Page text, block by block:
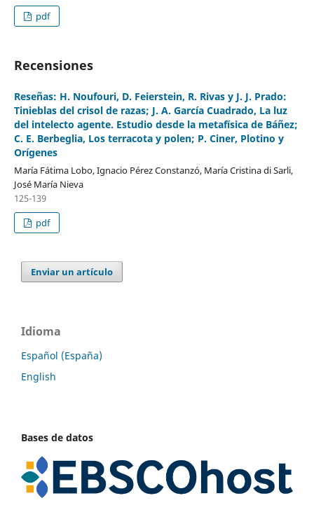
pdf
Recensiones
Reseñas: H. Noufouri, D. Feierstein, R. Rivas y J. J. Prado:
Tinieblas del crisol de razas; J. A. García Cuadrado, La luz
del intelecto agente. Estudio desde la metafísica de Báñez;
C. E. Berbeglia, Los terracota y polen; P. Ciner, Plotino y
Orígenes
María Fátima Lobo, Ignacio Pérez Constanzó, María Cristina di Sarli,
José María Nieva
125-139
pdf
Enviar un artículo
Idioma
Español (España)
English
Bases de datos